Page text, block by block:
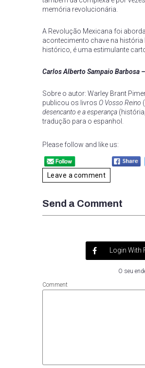
memória revolucionária.
A Revolução Mexicana foi
acontecimento chave na
histórico, é uma estimulante
Carlos Alberto Sampaio Barbosa
Sobre o autor: Warley Brant
publicou os livros O Vosso Reino
desencanto e a esperança
tradução para o espanhol.
Please follow and like us:
Leave a comment
Send a Comment
Login
O seu
Comment